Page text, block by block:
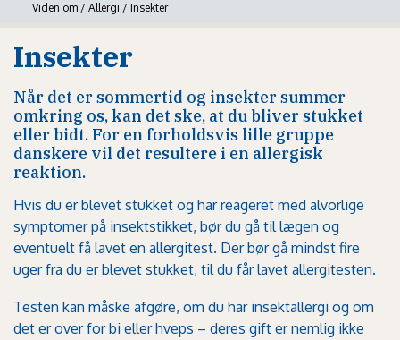
Viden om / Allergi / Insekter
Insekter
Når det er sommertid og insekter summer
omkring os, kan det ske, at du bliver stukket
eller bidt. For en forholdsvis lille gruppe
danskere vil det resultere i en allergisk
reaktion.
Hvis du er blevet stukket og har reageret med alvorlige
symptomer på insektstikket, bør du gå til lægen og
eventuelt få lavet en allergitest. Der bør gå mindst fire
uger fra du er blevet stukket, til du får lavet allergitesten.
Testen kan måske afgøre, om du har insektallergi og om
det er over for bi eller hveps – deres gift er nemlig ikke